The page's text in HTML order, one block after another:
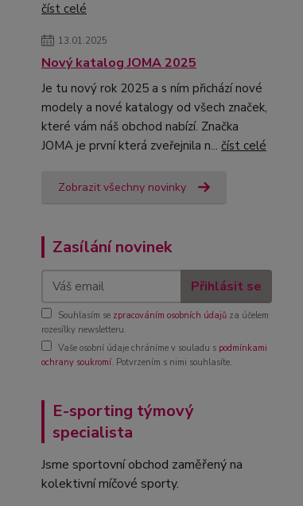
číst celé
13.01.2025
Nový katalog JOMA 2025
Je tu nový rok 2025 a s ním přichází nové
modely a nové katalogy od všech značek,
které vám náš obchod nabízí. Značka
JOMA je první která zveřejnila n... číst celé
Zobrazit všechny novinky
Zasílání novinek
Přihlásit se
Souhlasím se zpracováním osobních údajů za účelem
rozesílky newsletteru.
Vaše osobní údaje chráníme v souladu s podmínkami
ochrany soukromí. Potvrzením s nimi souhlasíte.
E-sporting týmový
specialista
Jsme sportovní obchod zaměřený na
kolektivní míčové sporty.